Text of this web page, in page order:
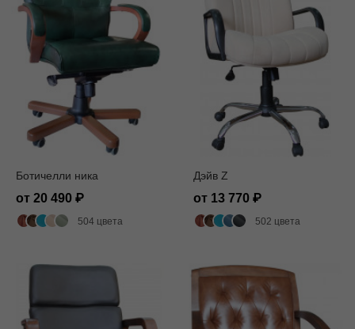
Ботичелли ника
от 20 490
504 цвета
Дэйв Z
от 13 770
502 цвета